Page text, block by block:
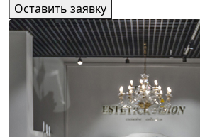
Оставить заявку